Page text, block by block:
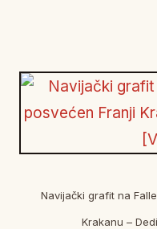
Navijački grafit na
Krakanu –